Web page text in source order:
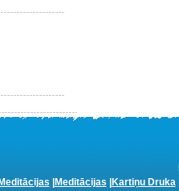
Meditācijas
Meditācijas Kartiņu Druka|